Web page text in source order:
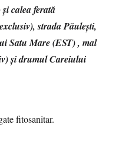
calea ferată
strada Păulești,
Satu Mare (EST) , mal
şi drumul Careiului
fitosanitar.